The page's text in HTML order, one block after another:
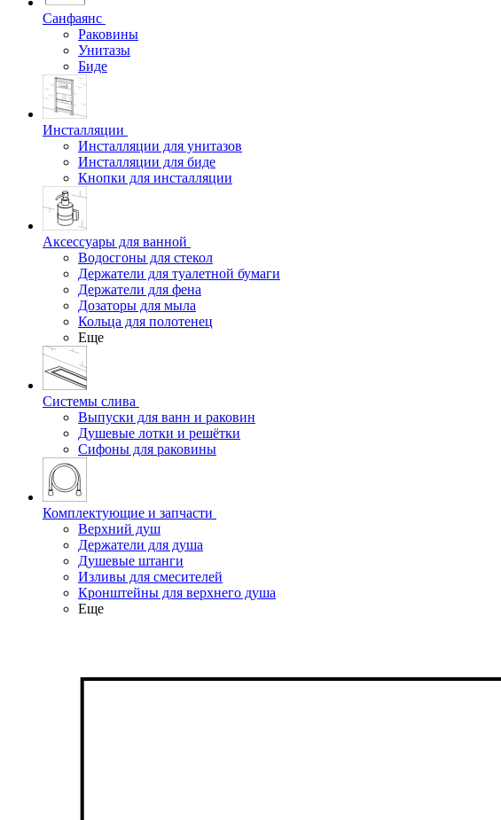
Санфаянс
Раковины
Унитазы
Биде
Инсталляции
Инсталляции для унитазов
Инсталляции для биде
Кнопки для инсталляции
Аксессуары для ванной
Водосгоны для стекол
Держатели для туалетной бумаги
Держатели для фена
Дозаторы для мыла
Кольца для полотенец
Еще
Системы слива
Выпуски для ванн и раковин
Душевые лотки и решётки
Сифоны для раковины
Комплектующие и запчасти
Верхний душ
Держатели для душа
Душевые штанги
Изливы для смесителей
Кронштейны для верхнего душа
Еще